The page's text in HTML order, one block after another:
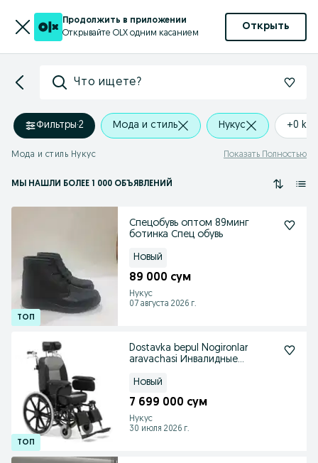
Продолжить в приложении
Открывайте OLX одним касанием
Открыть
Что ищете?
Фильтры·2 Мода и стиль Нукус +0 km
Мода и стиль Нукус Показать Полностью
МЫ НАШЛИ БОЛЕЕ 1 000 ОБЪЯВЛЕНИЙ
Спецобувь оптом 89минг
ботинка Спец обувь
Новый
89 000 сум
Нукус
07 августа 2026 г.
Dostavka bepul Nogironlar
aravachasi Инвалидные
Новый
7 699 000 сум
Нукус
30 июля 2026 г.